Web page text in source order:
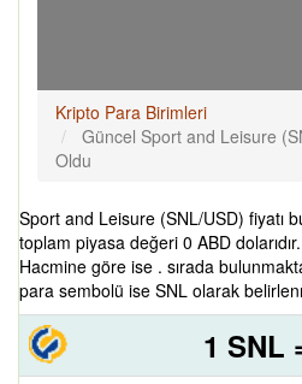
Kripto Para Birimleri
Güncel Sport and Leisure
Oldu
Sport and Leisure (SNL/USD) fiyatı
toplam piyasa değeri 0 ABD
Hacmine göre ise . sırada
para sembolü ise SNL olarak
1 SNL